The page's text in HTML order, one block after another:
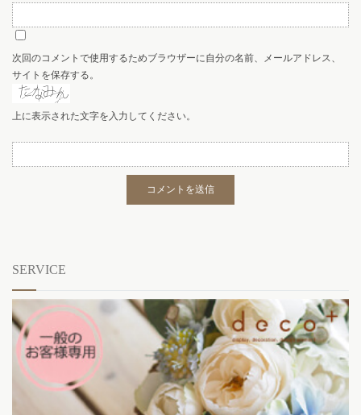
次回のコメントで使用するためブラウザーに自分の名前、メールアドレス、
サイトを保存する。
上に表示された文字を入力してください。
SERVICE